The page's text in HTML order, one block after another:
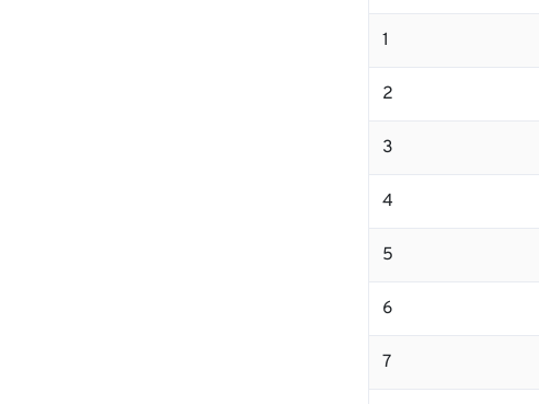
1
2
3
4
5
6
7